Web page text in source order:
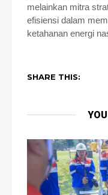
melainkan mitra
efisiensi dalam
ketahanan energi
SHARE THIS: